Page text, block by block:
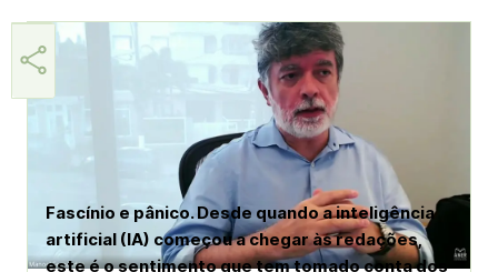
Márcia Miranda
Fascínio e pânico. Desde quando a inteligência
artificial (IA) começou a chegar às redações,
este é o sentimento que tem tomado conta dos